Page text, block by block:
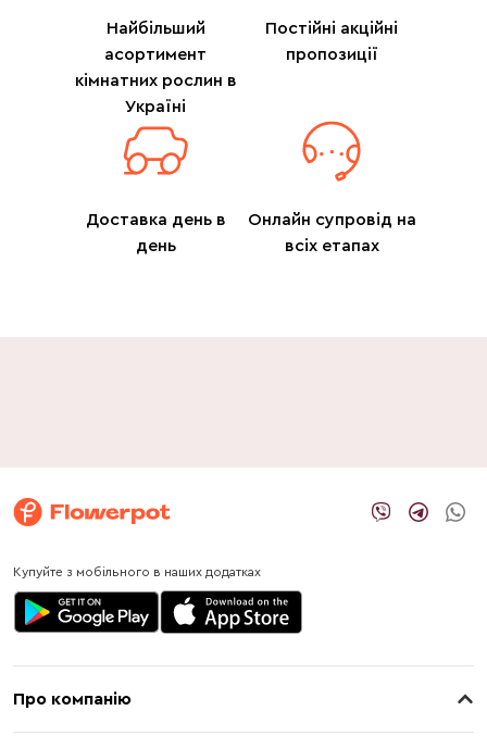
Найбільший
асортимент
кімнатних рослин в
Україні
Постійні акційні
пропозиції
Доставка день в
день
Онлайн супровід на
всіх етапах
Купуйте з мобільного в наших додатках
Про компанію